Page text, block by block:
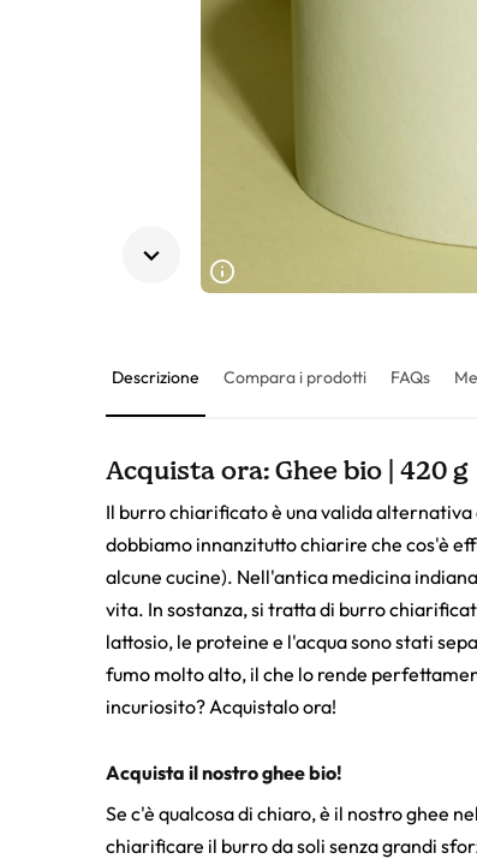
Descrizione Compara i prodotti FAQs
Acquista ora: Ghee bio | 420 g
Il burro chiarificato è una valida
dobbiamo innanzitutto chiarire che cos'è
alcune cucine). Nell'antica medicina
vita. In sostanza, si tratta di burro
lattosio, le proteine e l'acqua sono stati
fumo molto alto, il che lo rende
incuriosito? Acquistalo ora!
Acquista il nostro ghee bio!
Se c'è qualcosa di chiaro, è il nostro ghee
chiarificare il burro da soli senza grandi